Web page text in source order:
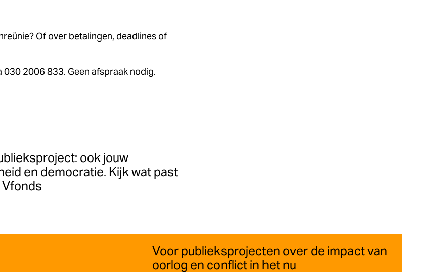
Of over betalingen, deadlines of
030 2006 833. Geen afspraak nodig.
ook jouw
en democratie. Kijk wat past
Voor publieksprojecten over de impact van
oorlog en conflict in het nu